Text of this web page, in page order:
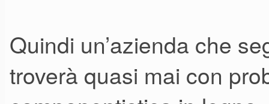
Quindi un’azienda che
troverà quasi mai con